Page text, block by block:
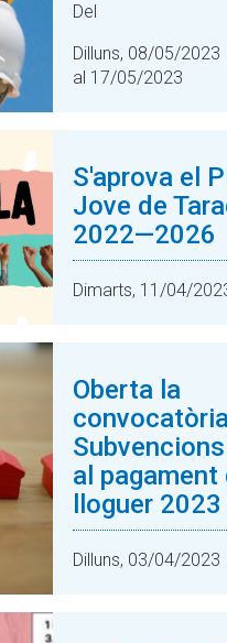
Del
Dilluns, 08/05/2023
al 17/05/2023
S'aprova el
Jove de
2022—2026
Dimarts, 11/04/
Oberta la
al pagament
lloguer 2023
Dilluns, 03/04/2023